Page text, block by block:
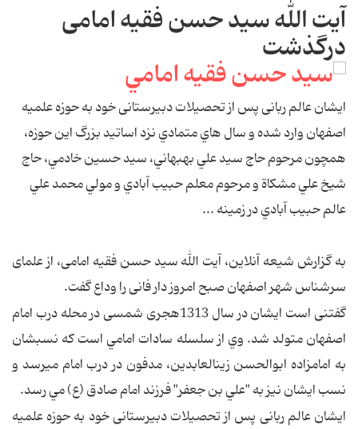
آیت الله سید حسن فقیه امامی
درگذشت
ایشان عالم ربانی پس از تحصيلات دبيرستانی خود به حوزه علميه
اصفهان وارد شده و سال هاي متمادي نزد اساتيد بزرگ اين حوزه،
همچون مرحوم حاج سيد علي بهبهاني، سيد حسين خادمي، حاج
شيخ علي مشکاة و مرحوم معلم حبيب‏ آبادي و مولي محمد علي
عالم حبيب‏ آبادي در زمينه ...
به گزارش شیعه آنلاین، آیت الله سید حسن فقیه امامی، از علمای
سرشناس شهر اصفهان صبح امروز دار فانی را وداع گفت.
گفتنی است ایشان در سال 1313هجری شمسی در محله درب امام
اصفهان متولد شد. وي از سلسله سادات امامي است که نسبشان
به امامزاده ابوالحسن زين‏العابدين، مدفون در درب امام مي‏رسد و
نسب ايشان نيز به "علي بن جعفر" فرزند امام صادق (ع) مي‏ رسد.
ایشان عالم ربانی پس از تحصيلات دبيرستانی خود به حوزه علميه